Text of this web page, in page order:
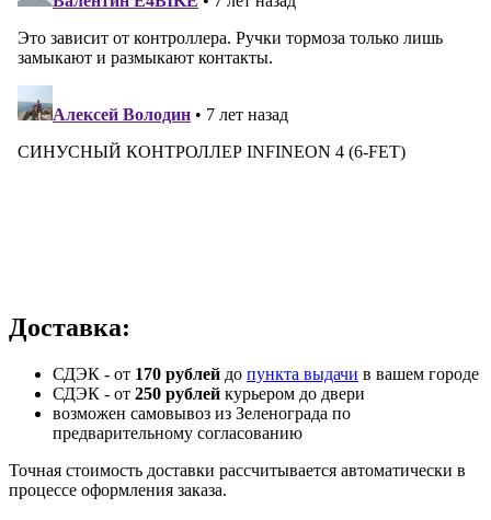
Доставка:
СДЭК - от 170 рублей до пункта выдачи в вашем городе
СДЭК - от 250 рублей курьером до двери
возможен самовывоз из Зеленограда по
предварительному согласованию
Точная стоимость доставки рассчитывается автоматически в
процессе оформления заказа.